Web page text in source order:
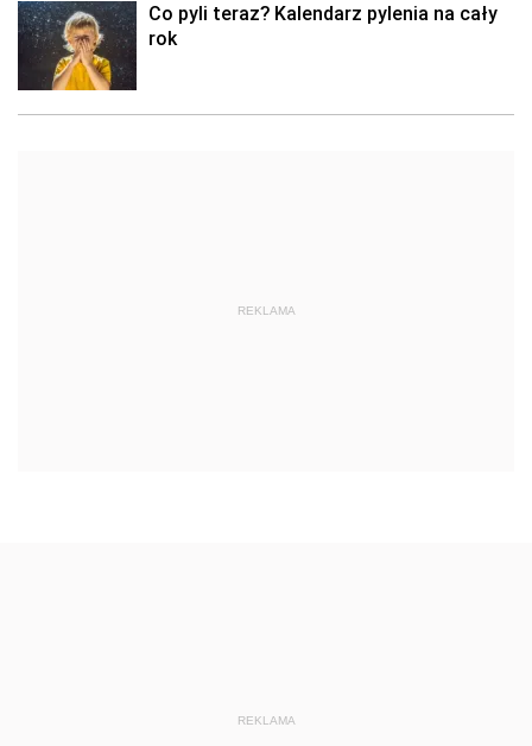
Co pyli teraz? Kalendarz pylenia na cały
rok
REKLAMA
REKLAMA